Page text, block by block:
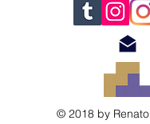
© 2018 by Renato